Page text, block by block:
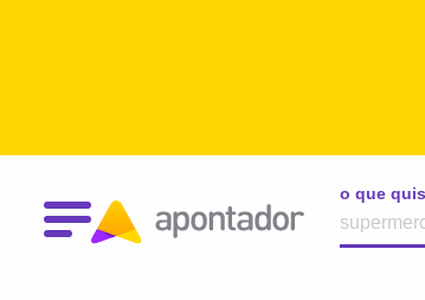
o que